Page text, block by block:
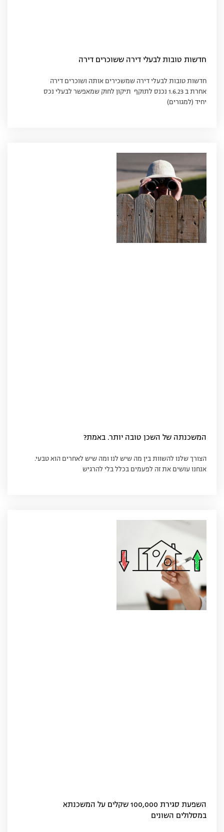
חדשות טובות לבעלי דירה ששוכרים דירה
חדשות טובות לבעלי דירה שמשכירים אותה ושוכרים דירה
אחרת ב 1.6.23 נכנס לתוקף תיקון לחוק שמאפשר לבעלי נכס
יחיד (למגורים)
המשכנתה של השכן טובה יותר. באמת?
הצורך שלנו להשוות בין מה שיש לנו ומה שיש לאחרים הוא טבעי.
אנחנו עושים את זה לפעמים בכלל בלי להרגיש
השפעת סגירת 100,000 שקלים על המשכנתא
במסלולים השונים